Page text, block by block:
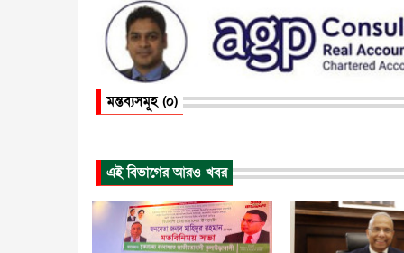
মন্তব্যসমূহ (০)
এই বিভাগের আরও খবর